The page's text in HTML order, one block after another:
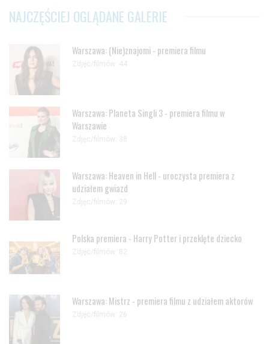
NAJCZĘŚCIEJ OGLĄDANE GALERIE
Warszawa: (Nie)znajomi - premiera filmu
Zdjęc/filmów: 44
Warszawa: Planeta Singli 3 - premiera filmu w
Warszawie
Zdjęc/filmów: 38
Warszawa: Heaven in Hell - uroczysta premiera z
udziałem gwiazd
Zdjęc/filmów: 29
Polska premiera - Harry Potter i przeklęte dziecko
Zdjęc/filmów: 82
Warszawa: Mistrz - premiera filmu z udziałem aktorów
Zdjęc/filmów: 26